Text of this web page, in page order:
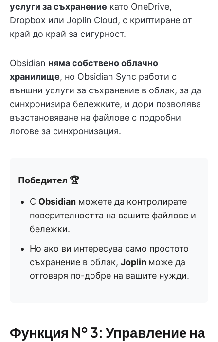
услуги за съхранение като OneDrive,
Dropbox или Joplin Cloud, с криптиране от
край до край за сигурност.
Obsidian няма собствено облачно
хранилище, но Obsidian Sync работи с
външни услуги за съхранение в облак, за да
синхронизира бележките, и дори позволява
възстановяване на файлове с подробни
логове за синхронизация.
Победител 🏆
С Obsidian можете да контролирате
поверителността на вашите файлове и
бележки.
Но ако ви интересува само простото
съхранение в облак, Joplin може да
отговаря по-добре на вашите нужди.
Функция № 3: Управление на